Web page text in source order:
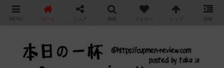
カップ麺の新商品をレビュー / アレンジするブログ
MENU ホーム シェア 検索 フォロー トップ 情報